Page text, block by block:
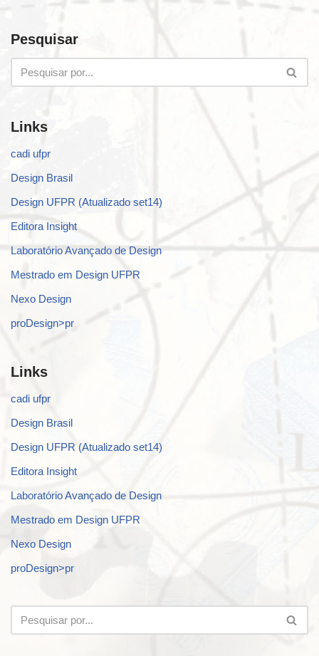
Pesquisar
Links
cadi ufpr
Design Brasil
Design UFPR (Atualizado set14)
Editora Insight
Laboratório Avançado de Design
Mestrado em Design UFPR
Nexo Design
proDesign>pr
Links
cadi ufpr
Design Brasil
Design UFPR (Atualizado set14)
Editora Insight
Laboratório Avançado de Design
Mestrado em Design UFPR
Nexo Design
proDesign>pr